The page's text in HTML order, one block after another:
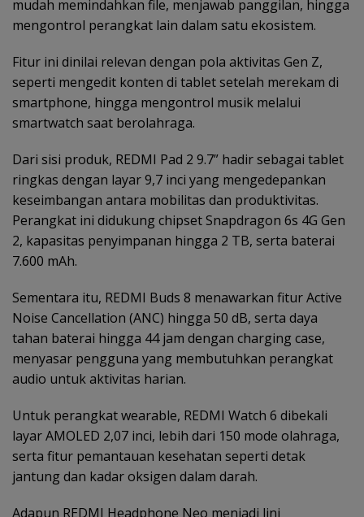
mudah memindahkan file, menjawab panggilan, hingga
mengontrol perangkat lain dalam satu ekosistem.
Fitur ini dinilai relevan dengan pola aktivitas Gen Z,
seperti mengedit konten di tablet setelah merekam di
smartphone, hingga mengontrol musik melalui
smartwatch saat berolahraga.
Dari sisi produk, REDMI Pad 2 9.7” hadir sebagai tablet
ringkas dengan layar 9,7 inci yang mengedepankan
keseimbangan antara mobilitas dan produktivitas.
Perangkat ini didukung chipset Snapdragon 6s 4G Gen
2, kapasitas penyimpanan hingga 2 TB, serta baterai
7.600 mAh.
Sementara itu, REDMI Buds 8 menawarkan fitur Active
Noise Cancellation (ANC) hingga 50 dB, serta daya
tahan baterai hingga 44 jam dengan charging case,
menyasar pengguna yang membutuhkan perangkat
audio untuk aktivitas harian.
Untuk perangkat wearable, REDMI Watch 6 dibekali
layar AMOLED 2,07 inci, lebih dari 150 mode olahraga,
serta fitur pemantauan kesehatan seperti detak
jantung dan kadar oksigen dalam darah.
Adapun REDMI Headphone Neo menjadi lini